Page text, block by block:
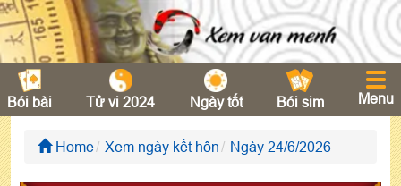
Bói bài Tử vi 2024 Ngày tốt Bói sim Menu
Home Xem ngày kết hôn Ngày 24/6/2026